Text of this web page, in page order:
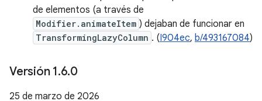
de elementos (a través de
Modifier.animateItem ) dejaban de funcionar en
TransformingLazyColumn . (I904ec, b/493167084)
Versión 1.6.0
25 de marzo de 2026